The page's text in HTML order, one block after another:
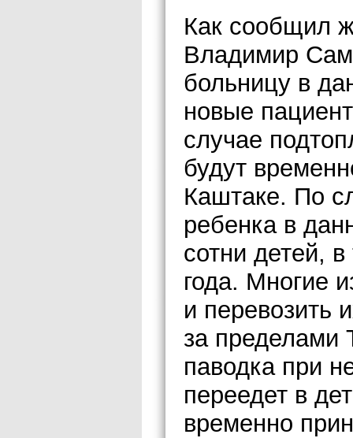
Как сообщил
Владимир
больницу в
новые
случае
будут
Каштаке. По
ребенка в
сотни детей,
года. Многие
и перевозить
за пределами
паводка при
переедет в
временно